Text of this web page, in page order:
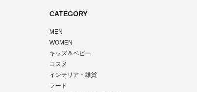
CATEGORY
MEN
WOMEN
キッズ＆ベビー
コスメ
インテリア・雑貨
フード